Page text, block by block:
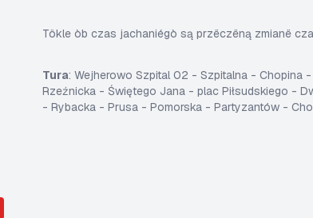
Tôkle òb czas jachaniégò są przëczëną zmianë
Tura: Wejherowo Szpital 02 - Szpitalna - Chopina
Rzeźnicka - Świętego Jana - plac Piłsudskiego -
- Rybacka - Prusa - Pomorska - Partyzantów -